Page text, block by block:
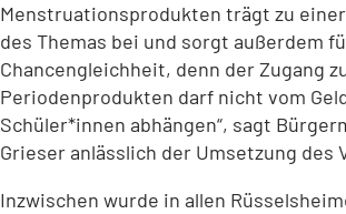
Menstruationsprodukten trägt zu
des Themas bei und sorgt außerdem
Chancengleichheit, denn der Zugang
Periodenprodukten darf nicht vom
Schüler*innen abhängen“, sagt
Grieser anlässlich der Umsetzung des
Inzwischen wurde in allen